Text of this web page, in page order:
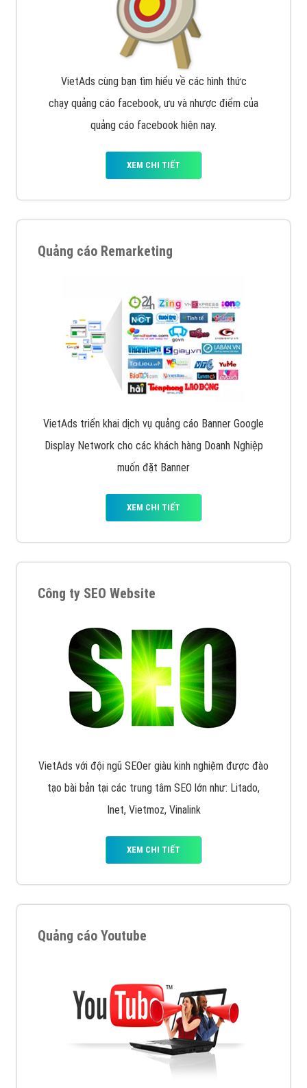
VietAds cùng bạn tìm hiểu về các hình thức
chạy quảng cáo facebook, ưu và nhược điểm của
quảng cáo facebook hiện nay.
XEM CHI TIẾT
Quảng cáo Remarketing
VietAds triển khai dịch vụ quảng cáo Banner Google
Display Network cho các khách hàng Doanh Nghiệp
muốn đặt Banner
XEM CHI TIẾT
Công ty SEO Website
VietAds với đội ngũ SEOer giàu kinh nghiệm được đào
tạo bài bản tại các trung tâm SEO lớn như: Litado,
Inet, Vietmoz, Vinalink
XEM CHI TIẾT
Quảng cáo Youtube